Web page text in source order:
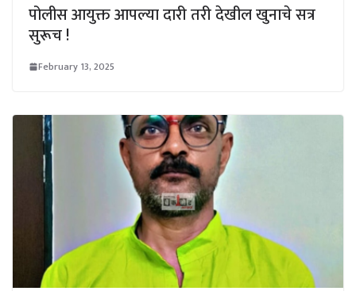
पोलीस आयुक्त आपल्या दारी तरी देखील खुनाचे सत्र
सुरूच !
February 13, 2025